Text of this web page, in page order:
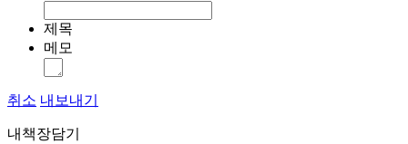
제목
메모
취소 내보내기
내책장담기